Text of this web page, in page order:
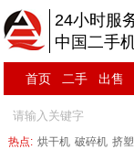
24小时服
中国二手
首页 二手 出售
热点: 烘干机 破碎机 挤